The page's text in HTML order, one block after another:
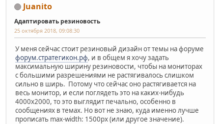
Juanito
Адаптировать резиновость
25 октября 2018, 09:08:30
У меня сейчас стоит резиновый дизайн от темы на форуме
форум.стратегикон.рф, и в общем я хочу задать
максимальную ширину резиновости, чтобы на мониторах
с большими разрешениями не растягивалось слишком
сильно в ширь. Потому что сейчас оно растягивается на
весь монитор, и если поглядеть это на каких-нибудь
4000х2000, то это выглядит печально, особенно в
сообщениях в темах. Но вот не знаю, куда именно лучше
прописать max-width: 1500px (или другое значение).